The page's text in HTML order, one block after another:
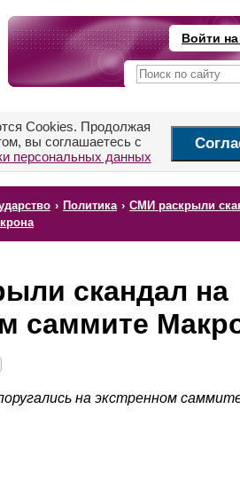
Войти
Cookies. Продолжая
вы соглашаетесь с
персональных данных
› Политика › СМИ раскрыли
скандал на
саммите
на экстренном